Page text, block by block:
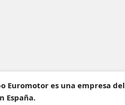
Euromotor es una empresa del
España.